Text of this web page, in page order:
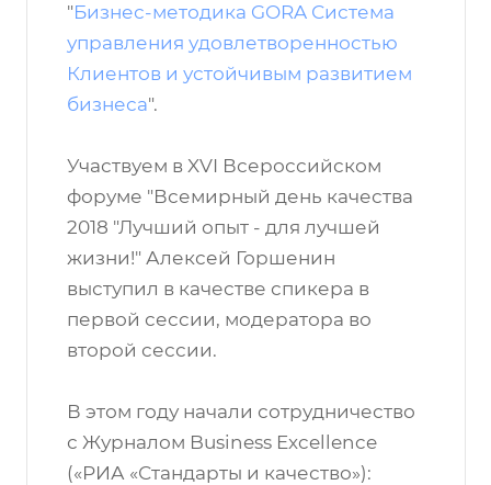
"Бизнес-методика GORA Система
управления удовлетворенностью
Клиентов и устойчивым развитием
бизнеса".
Участвуем в XVI Всероссийском
форуме "Всемирный день качества
2018 "Лучший опыт - для лучшей
жизни!" Алексей Горшенин
выступил в качестве спикера в
первой сессии, модератора во
второй сессии.
В этом году начали сотрудничество
с Журналом Business Excellence
(«РИА «Стандарты и качество»):